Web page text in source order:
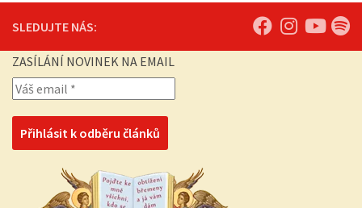
SLEDUJTE NÁS:
ZASÍLÁNÍ NOVINEK NA EMAIL